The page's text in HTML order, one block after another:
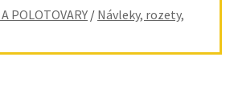
POLOTOVARY / Návleky, rozety,